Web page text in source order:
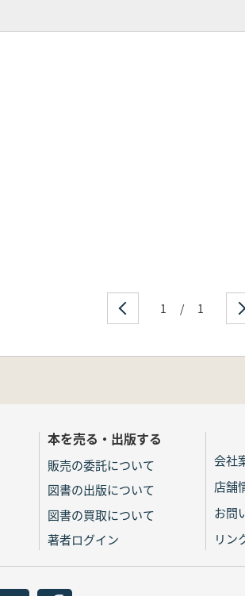
1 / 1
本を売る・出版する
販売の委託について
図書の出版について
図書の買取について
著者ログイン
会社
店舗
お問
リン